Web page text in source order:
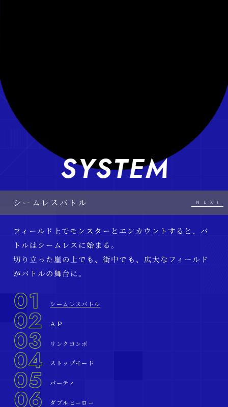
SYSTEM
シームレスバトル
フィールド上でモンスターとエンカウントすると、バ
トルはシームレスに始まる。
切り立った崖の上でも、街中でも、広大なフィールド
がバトルの舞台に。
ＡＰ
バトル中のスキル使用にはAPが必要。APは時間経過
で自然回復する。
バトル中に特定の条件を満たすことにより、最大APが
増加・減少する。
とができるようになる。
リンクコンボ
バトルスキル、アクティブスキル、ユーズアイテムをア
クションボタンに割り当てることができる。リンクコ
ンボに設定された行動はアクションボタンを押すたび
に順に実行される。
常よりも早く効果を発動できる。
ストップモード
バトル中は臨場感あふれるリアルタイムなアクション
が繰り広げられるが、ストップモードに切り替えるこ
とも可能。
ストップモードなら画面を止めて味方に指示を出せた
とができる。
パーティ
仲間キャラの中から最大4人まで選んでパーティを編
成。リアルタイムで操作キャラの変更も可能。
キャラの特性や相性などを考慮し、好きなパーティを
組み立てよう。
ダブルヒーロー
本作では開始時にレイモンドかレティシア、どちらか
の主人公を選択する。
選んだ主人公の目線で展開していくストーリー。さら
に仲間となるキャラクターも変化する。
NEXT